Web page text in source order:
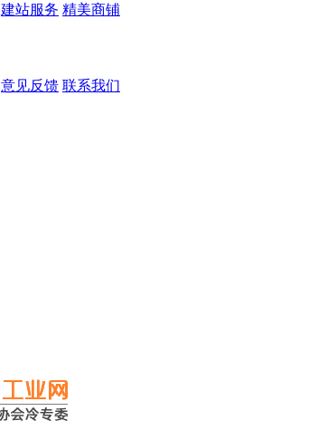
建站服务 精美商铺
意见反馈 联系我们